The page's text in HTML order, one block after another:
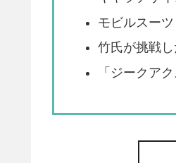
モビルスー
竹氏が挑戦
「ジークア